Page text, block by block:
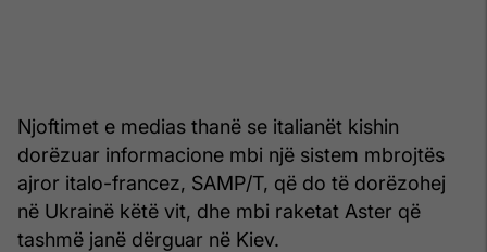
Njoftimet e medias thanë se italianët kishin
dorëzuar informacione mbi një sistem mbrojtës
ajror italo-francez, SAMP/T, që do të dorëzohej
në Ukrainë këtë vit, dhe mbi raketat Aster që
tashmë janë dërguar në Kiev.